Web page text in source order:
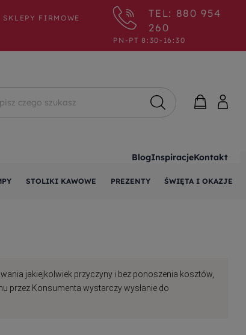
SKLEPY FIRMOWE
TEL: 880 954
260
PN-PT 8:30-16:30
BlogInspiracjeKontakt
STOLIKI KAWOWE PREZENTY ŚWIĘTA I OKAZJE
jakiejkolwiek przyczyny i bez ponoszenia kosztów,
przez Konsumenta wystarczy wysłanie do